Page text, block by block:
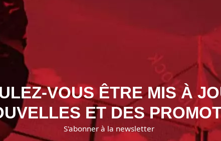
VOUS ÊTRE MIS À
ET DES
S'abonner à la newsletter